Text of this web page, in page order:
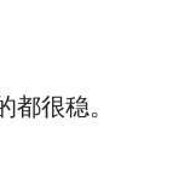
都很稳。